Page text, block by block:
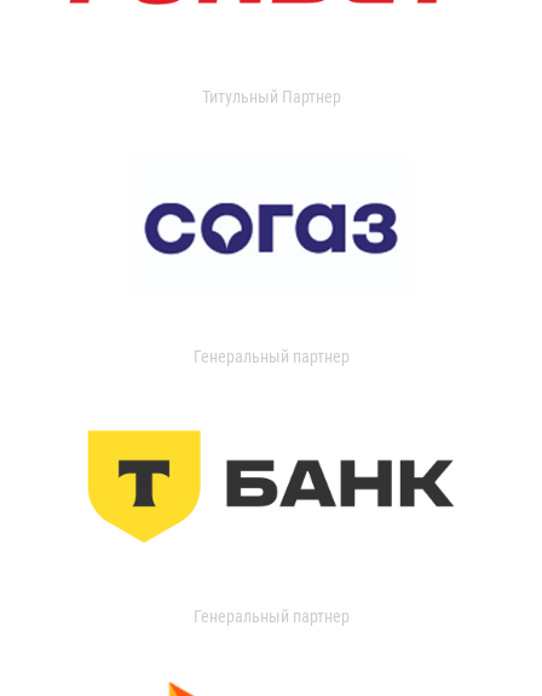
Титульный Партнер
Генеральный партнер
Генеральный партнер